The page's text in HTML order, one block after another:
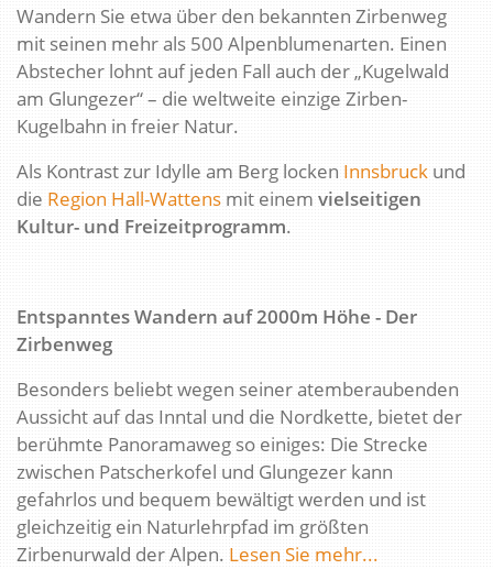
Wandern Sie etwa über den bekannten Zirbenweg
mit seinen mehr als 500 Alpenblumenarten. Einen
Abstecher lohnt auf jeden Fall auch der „Kugelwald
am Glungezer“ – die weltweite einzige Zirben-
Kugelbahn in freier Natur.
Als Kontrast zur Idylle am Berg locken Innsbruck und
die Region Hall-Wattens mit einem vielseitigen
Kultur- und Freizeitprogramm.
Entspanntes Wandern auf 2000m Höhe - Der
Zirbenweg
Besonders beliebt wegen seiner atemberaubenden
Aussicht auf das Inntal und die Nordkette, bietet der
berühmte Panoramaweg so einiges: Die Strecke
zwischen Patscherkofel und Glungezer kann
gefahrlos und bequem bewältigt werden und ist
gleichzeitig ein Naturlehrpfad im größten
Zirbenurwald der Alpen. Lesen Sie mehr...